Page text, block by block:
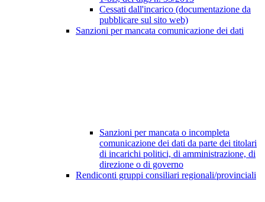
Cessati dall'incarico (documentazione da
pubblicare sul sito web)
Sanzioni per mancata comunicazione dei dati
Sanzioni per mancata o incompleta
comunicazione dei dati da parte dei titolari
di incarichi politici, di amministrazione, di
direzione o di governo
Rendiconti gruppi consiliari regionali/provinciali